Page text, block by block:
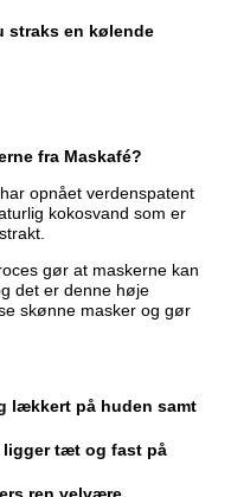
straks en kølende
fra Maskafé?
opnået verdenspatent
kokosvand som er
gør at maskerne kan
det er denne høje
skønne masker og gør
lækkert på huden samt
ligger tæt og fast på